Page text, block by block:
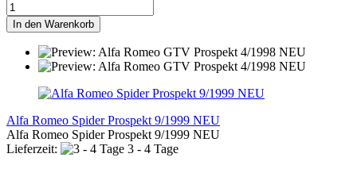
In den Warenkorb
Alfa Romeo Spider Prospekt 9/1999 NEU
Alfa Romeo Spider Prospekt 9/1999 NEU
Lieferzeit:
3 - 4 Tage